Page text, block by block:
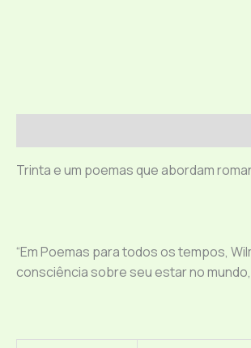
Trinta e um poemas que abordam
“Em Poemas para todos os tempos,
consciência sobre seu estar no